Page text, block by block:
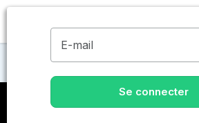
Maisons de retraite à Barentin
E-mail
Se connecter